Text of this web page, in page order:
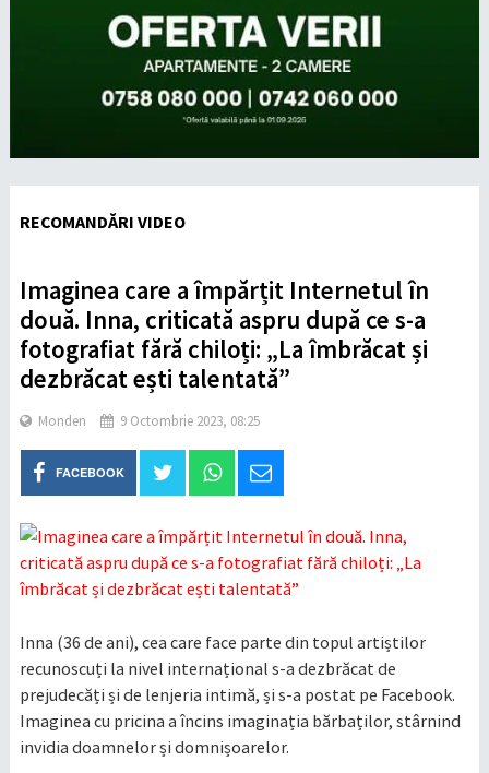
RECOMANDĂRI VIDEO
Imaginea care a împărțit Internetul în
două. Inna, criticată aspru după ce s-a
fotografiat fără chiloți: „La îmbrăcat și
dezbrăcat ești talentată”
Monden 9 Octombrie 2023, 08:25
FACEBOOK
Inna (36 de ani), cea care face parte din topul artiștilor
recunoscuți la nivel internațional s-a dezbrăcat de
prejudecăți și de lenjeria intimă, și s-a postat pe Facebook.
Imaginea cu pricina a încins imaginația bărbaților, stârnind
invidia doamnelor și domnișoarelor.